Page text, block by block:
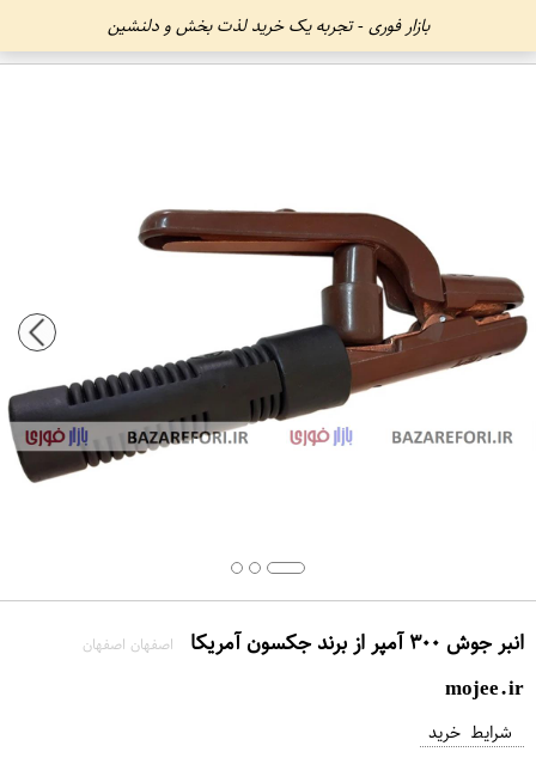
بازار فوری - تجربه یک خرید لذت بخش و دلنشین
انبر جوش ۳۰۰ آمپر از برند جکسون آمریکا اصفهان اصفهان
mojee.ir
شرایط خرید